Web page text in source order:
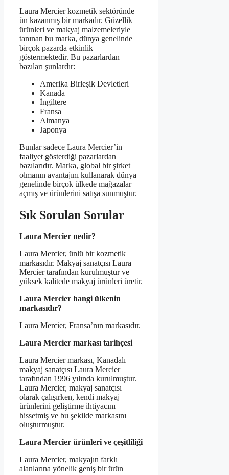
Laura Mercier kozmetik sektöründe
ün kazanmış bir markadır. Güzellik
ürünleri ve makyaj malzemeleriyle
tanınan bu marka, dünya genelinde
birçok pazarda etkinlik
göstermektedir. Bu pazarlardan
bazıları şunlardır:
Amerika Birleşik Devletleri
Kanada
İngiltere
Fransa
Almanya
Japonya
Bunlar sadece Laura Mercier’in
faaliyet gösterdiği pazarlardan
bazılarıdır. Marka, global bir şirket
olmanın avantajını kullanarak dünya
genelinde birçok ülkede mağazalar
açmış ve ürünlerini satışa sunmuştur.
Sık Sorulan Sorular
Laura Mercier nedir?
Laura Mercier, ünlü bir kozmetik
markasıdır. Makyaj sanatçısı Laura
Mercier tarafından kurulmuştur ve
yüksek kalitede makyaj ürünleri üretir.
Laura Mercier hangi ülkenin
markasıdır?
Laura Mercier, Fransa’nın markasıdır.
Laura Mercier markası tarihçesi
Laura Mercier markası, Kanadalı
makyaj sanatçısı Laura Mercier
tarafından 1996 yılında kurulmuştur.
Laura Mercier, makyaj sanatçısı
olarak çalışırken, kendi makyaj
ürünlerini geliştirme ihtiyacını
hissetmiş ve bu şekilde markasını
oluşturmuştur.
Laura Mercier ürünleri ve çeşitliliği
Laura Mercier, makyajın farklı
alanlarına yönelik geniş bir ürün